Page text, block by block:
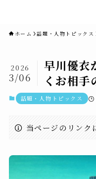
ホーム 話題・人物トピックス
早川優衣
くお相手
2026
3/06
話題・人物トピックス
当ページのリンク